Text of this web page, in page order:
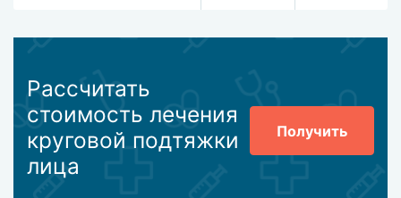
Рассчитать
стоимость лечения
круговой подтяжки
лица
Получить